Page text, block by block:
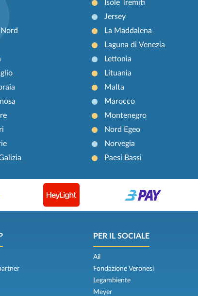
Isole Tremiti
Jersey
La Maddalena
Laguna di Venezia
Lettonia
Lituania
Malta
Marocco
Montenegro
Nord Egeo
Norvegia
Paesi Bassi
PER IL SOCIALE
Ail
Fondazione Veronesi
Legambiente
Meyer